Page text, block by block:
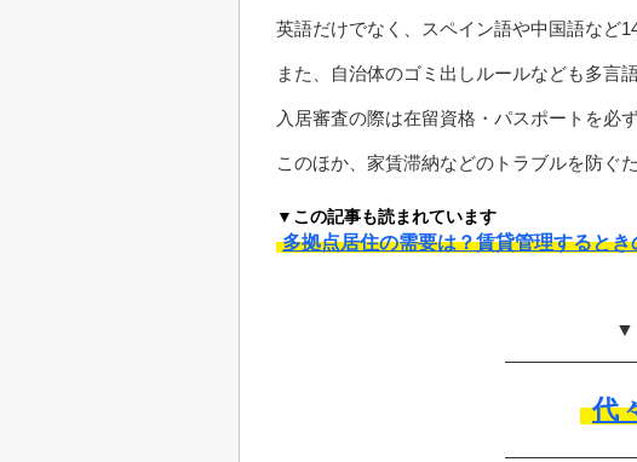
英語だけでなく、スペイン語や中国語など
また、自治体のゴミ出しルールなども多言
入居審査の際は在留資格・パスポートを必
このほか、家賃滞納などのトラブルを防ぐ
▼この記事も読まれています
多拠点居住の需要は？賃貸管理するとき
▼
代